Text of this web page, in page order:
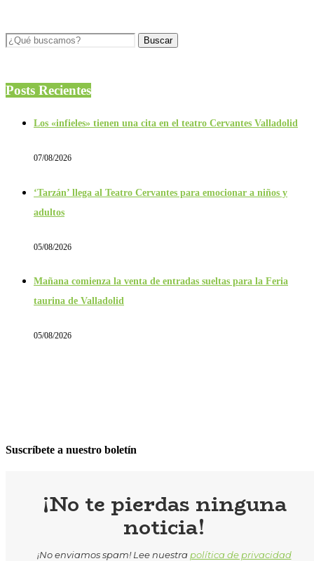
Posts Recientes
Los «infieles» tienen una cita en el teatro Cervantes Valladolid
07/08/2026
‘Tarzán’ llega al Teatro Cervantes para emocionar a niños y
adultos
05/08/2026
Mañana comienza la venta de entradas sueltas para la Feria
taurina de Valladolid
05/08/2026
Suscríbete a nuestro boletín
¡No te pierdas ninguna
noticia!
¡No enviamos spam! Lee nuestra política de privacidad